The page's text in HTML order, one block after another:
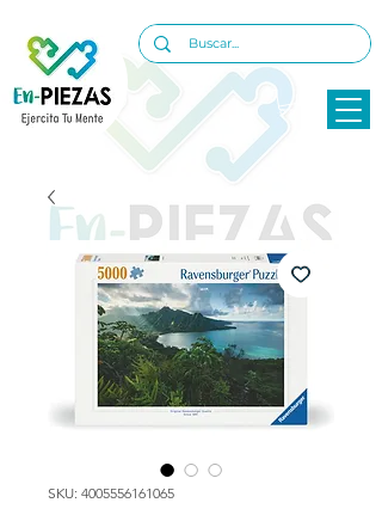
SKU: 4005556161065